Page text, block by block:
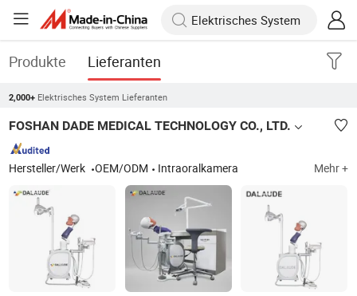
Produkte Lieferanten
2,000+ Elektrisches System Lieferanten
FOSHAN DADE MEDICAL TECHNOLOGY CO., LTD.
Hersteller/Werk OEM/ODM Intraoralkamera Mehr +